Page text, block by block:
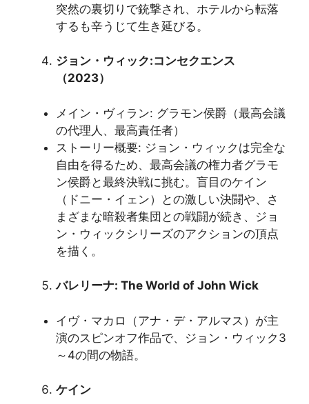
突然の裏切りで銃撃され、ホテルから転落
するも辛うじて生き延びる。
ジョン・ウィック:コンセクエンス
（2023）
メイン・ヴィラン: グラモン侯爵（最高会議
の代理人、最高責任者）
ストーリー概要: ジョン・ウィックは完全な
自由を得るため、最高会議の権力者グラモ
ン侯爵と最終決戦に挑む。盲目のケイン
（ドニー・イェン）との激しい決闘や、さ
まざまな暗殺者集団との戦闘が続き、ジョ
ン・ウィックシリーズのアクションの頂点
を描く。
バレリーナ: The World of John Wick
イヴ・マカロ（アナ・デ・アルマス）が主
演のスピンオフ作品で、ジョン・ウィック3
～4の間の物語。
ケイン